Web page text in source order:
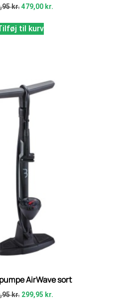
kr. 479,00 kr.
til kurv
AirWave sort
kr. 299,95 kr.